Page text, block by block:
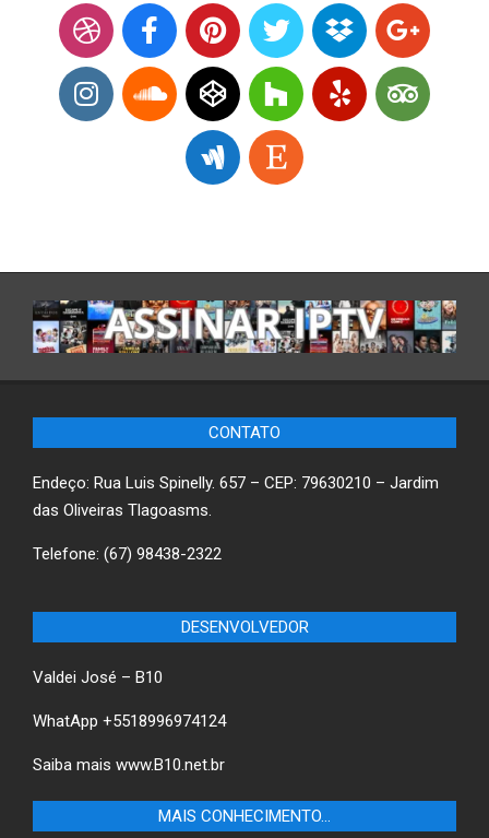
CONTATO
Endeço: Rua Luis Spinelly. 657 – CEP: 79630210 – Jardim
das Oliveiras Tlagoasms.
Telefone: (67) 98438-2322
DESENVOLVEDOR
Valdei José – B10
WhatApp +5518996974124
Saiba mais www.B10.net.br
MAIS CONHECIMENTO…